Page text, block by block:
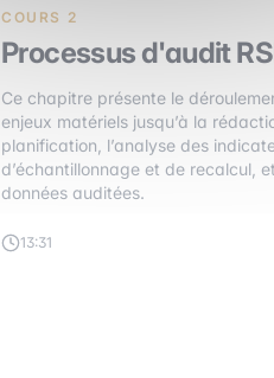
COURS 2
Processus d'audit
Ce chapitre présente le
enjeux matériels jusqu’à la
planification, l’analyse des
d’échantillonnage et de recalcul,
données auditées.
13:31